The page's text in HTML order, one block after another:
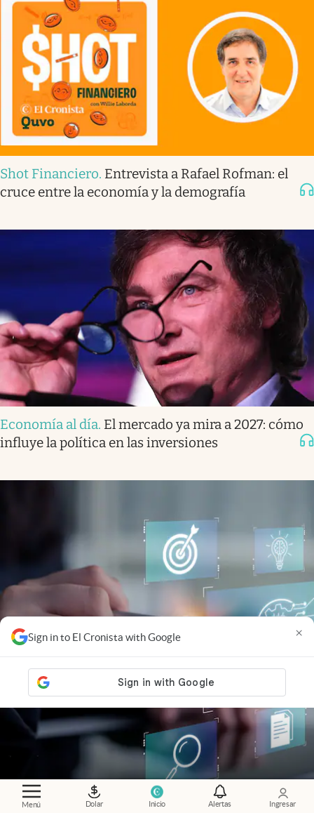
Menú Dolar Inicio Alertas Ingresar
Sign in to El Cronista with Google ×
Shot Financiero. Entrevista a Rafael Rofman: el
cruce entre la economía y la demografía
Economía al día. El mercado ya mira a 2027: cómo
influye la política en las inversiones